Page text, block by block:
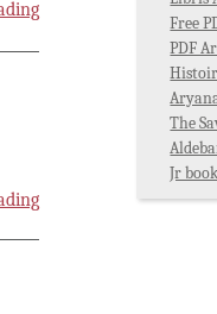
Free
PDF
The
Jr